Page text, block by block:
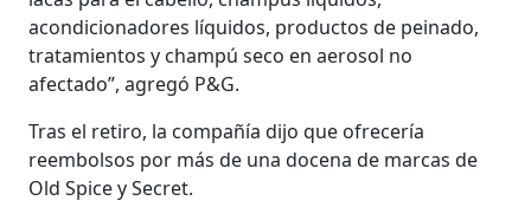
acondicionadores líquidos, productos de peinado,
tratamientos y champú seco en aerosol no
afectado”, agregó P&G.
Tras el retiro, la compañía dijo que ofrecería
reembolsos por más de una docena de marcas de
Old Spice y Secret.